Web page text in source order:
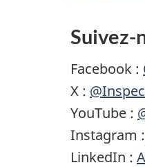
Suivez-
Facebook :
X :
YouTube :
Instagram :
LinkedIn :